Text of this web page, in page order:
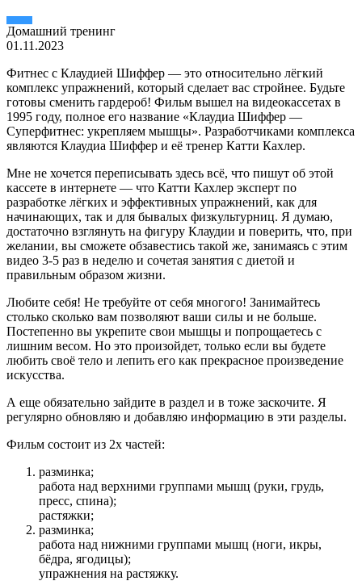
Домашний тренинг
01.11.2023
Фитнес с Клаудией Шиффер — это относительно лёгкий
комплекс упражнений, который сделает вас стройнее. Будьте
готовы сменить гардероб! Фильм вышел на видеокассетах в
1995 году, полное его название «Клаудиа Шиффер —
Суперфитнес: укрепляем мышцы». Разработчиками комплекса
являются Клаудиа Шиффер и её тренер Катти Кахлер.
Мне не хочется переписывать здесь всё, что пишут об этой
кассете в интернете — что Катти Кахлер эксперт по
разработке лёгких и эффективных упражнений, как для
начинающих, так и для бывалых физкультурниц. Я думаю,
достаточно взглянуть на фигуру Клаудии и поверить, что, при
желании, вы сможете обзавестись такой же, занимаясь с этим
видео 3-5 раз в неделю и сочетая занятия с диетой и
правильным образом жизни.
Любите себя! Не требуйте от себя многого! Занимайтесь
столько сколько вам позволяют ваши силы и не больше.
Постепенно вы укрепите свои мышцы и попрощаетесь с
лишним весом. Но это произойдет, только если вы будете
любить своё тело и лепить его как прекрасное произведение
искусства.
А еще обязательно зайдите в раздел и в тоже заскочите. Я
регулярно обновляю и добавляю информацию в эти разделы.
Фильм состоит из 2х частей:
разминка;
работа над верхними группами мышц (руки, грудь,
пресс, спина);
растяжки;
разминка;
работа над нижними группами мышц (ноги, икры,
бёдра, ягодицы);
упражнения на растяжку.